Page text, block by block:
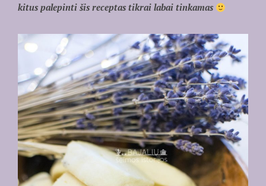
kitus palepinti šis receptas tikrai labai tinkamas